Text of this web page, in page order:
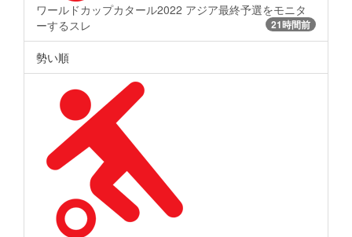
ワールドカップカタール2022 アジア最終予選をモニタ
ーするスレ
21時間前
勢い順